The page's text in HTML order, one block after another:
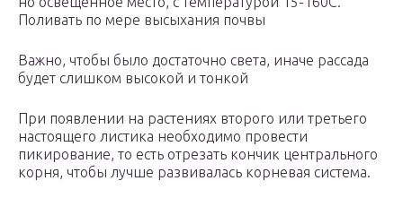
Поливать по мере высыхания почвы
Важно, чтобы было достаточно света, иначе рассада
будет слишком высокой и тонкой
При появлении на растениях второго или третьего
настоящего листика необходимо провести
пикирование, то есть отрезать кончик центрального
корня, чтобы лучше развивалась корневая система.